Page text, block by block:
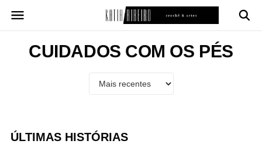
para
conteúdoCUIDADOS COM OS PÉS
ÚLTIMAS HISTÓRIAS